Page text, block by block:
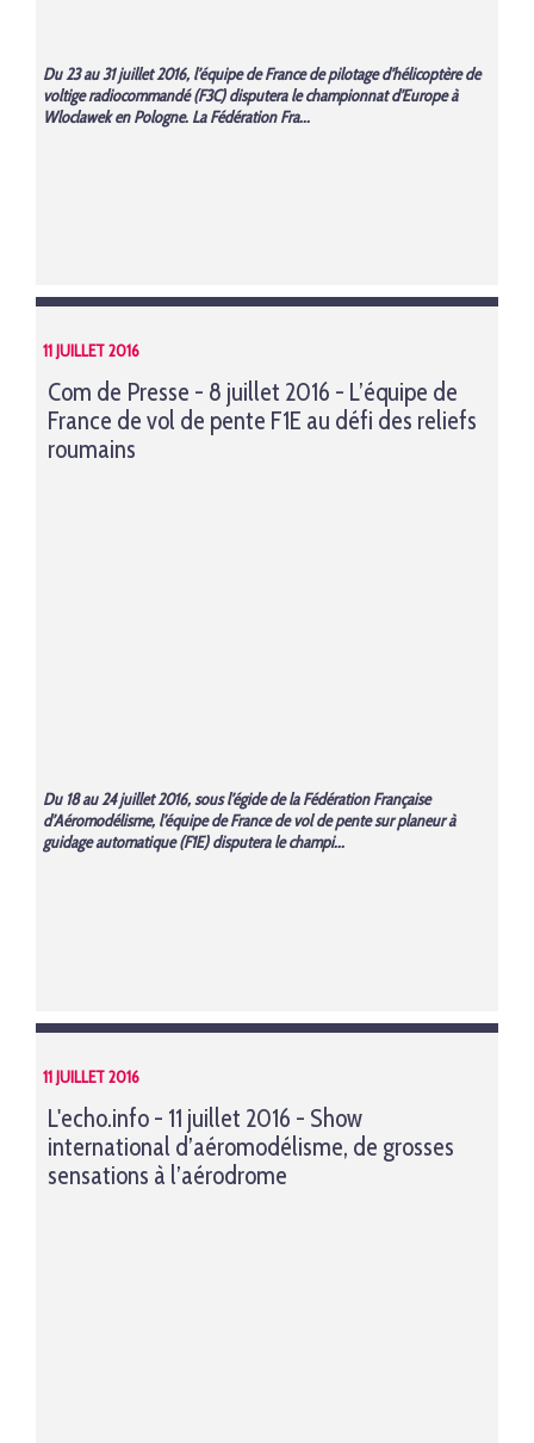
Du 23 au 31 juillet 2016, l’équipe de France de pilotage d’hélicoptère de
voltige radiocommandé (F3C) disputera le championnat d’Europe à
Wloclawek en Pologne. La Fédération Fra...
11 JUILLET 2016
Com de Presse - 8 juillet 2016 - L’équipe de
France de vol de pente F1E au défi des reliefs
roumains
Du 18 au 24 juillet 2016, sous l’égide de la Fédération Française
d’Aéromodélisme, l’équipe de France de vol de pente sur planeur à
guidage automatique (F1E) disputera le champi...
11 JUILLET 2016
L'echo.info - 11 juillet 2016 - Show
international d’aéromodélisme, de grosses
sensations à l’aérodrome